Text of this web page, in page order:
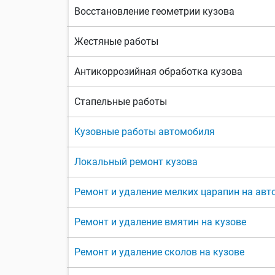
Восстановление геометрии кузова
Жестяные работы
Антикоррозийная обработка кузова
Стапельные работы
Кузовные работы автомобиля
Локальный ремонт кузова
Ремонт и удаление мелких царапин на
Ремонт и удаление вмятин на кузове
Ремонт и удаление сколов на кузове